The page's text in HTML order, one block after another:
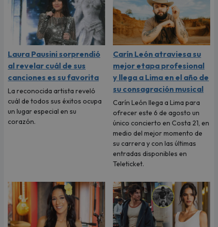
Laura Pausini sorprendió
al revelar cuál de sus
canciones es su favorita
La reconocida artista reveló
cuál de todos sus éxitos ocupa
un lugar especial en su
corazón.
Carín León atraviesa su
mejor etapa profesional
y llega a Lima en el año de
su consagración musical
Carín León llega a Lima para
ofrecer este 6 de agosto un
único concierto en Costa 21, en
medio del mejor momento de
su carrera y con las últimas
entradas disponibles en
Teleticket.